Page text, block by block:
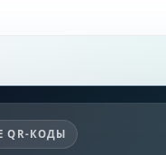
QR-КОДЫ